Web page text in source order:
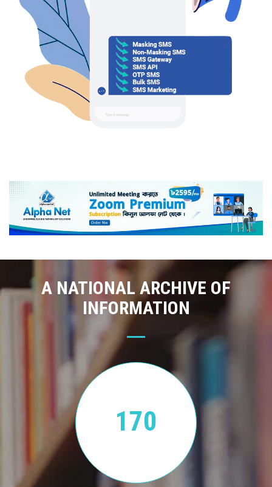
A NATIONAL ARCHIVE OF
INFORMATION
170